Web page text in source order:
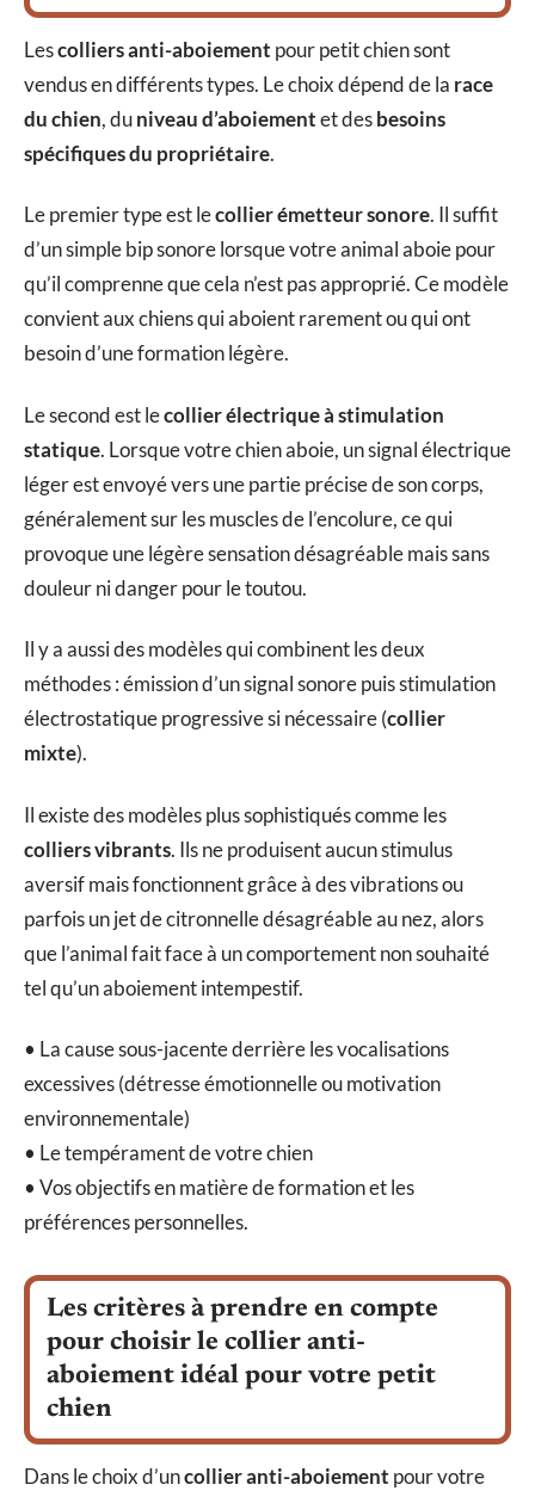
Lescolliers anti-aboiement pour petit chien sont
vendus en différents types. Le choix dépend de la race
du chien, duniveau d’aboiementet desbesoins
spécifiques du propriétaire.
Le premier type est lecollier émetteur sonore. Il suffit
d’un simple bip sonore lorsque votre animal aboie pour
qu’il comprenne que cela n’est pas approprié. Ce modèle
convient aux chiens qui aboient rarement ou qui ont
besoin d’une formation légère.
Le second est lecollier électrique à stimulation
statique. Lorsque votre chien aboie, un signal électrique
léger est envoyé vers une partie précise de son corps,
généralement sur les muscles de l’encolure, ce qui
provoque une légère sensation désagréable mais sans
douleur ni danger pour le toutou.
Il y a aussi des modèles qui combinent les deux
méthodes : émission d’un signal sonore puis stimulation
électrostatique progressive si nécessaire (collier
mixte).
Il existe des modèles plus sophistiqués comme les
colliers vibrants. Ils ne produisent aucun stimulus
aversif mais fonctionnent grâce à des vibrations ou
parfois un jet de citronnelle désagréable au nez, alors
que l’animal fait face à un comportement non souhaité
tel qu’un aboiement intempestif.
• La cause sous-jacente derrière les vocalisations
excessives (détresse émotionnelle ou motivation
environnementale)
• Le tempérament de votre chien
• Vos objectifs en matière de formation et les
préférences personnelles.
Les critères à prendre en compte
pour choisir le collier anti-
aboiement idéal pour votre petit
chien
Dans le choix d’uncollier anti-aboiement pour votre